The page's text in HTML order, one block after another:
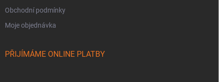
Obchodní podmínky
Moje objednávka
PŘIJÍMÁME ONLINE PLATBY